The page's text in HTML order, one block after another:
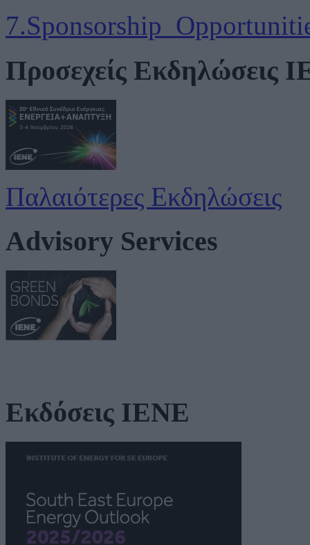
Προσεχείς Εκδηλώσεις
Παλαιότερες Εκδηλώσεις
Advisory Services
Εκδόσεις ΙΕΝΕ